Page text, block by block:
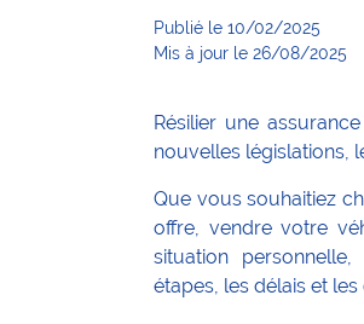
Publié le 10/02/2025
Mis à jour le 26/08/2025
Résilier une
nouvelles législations,
Que vous souhaitiez
offre, vendre votre
situation
étapes, les délais et